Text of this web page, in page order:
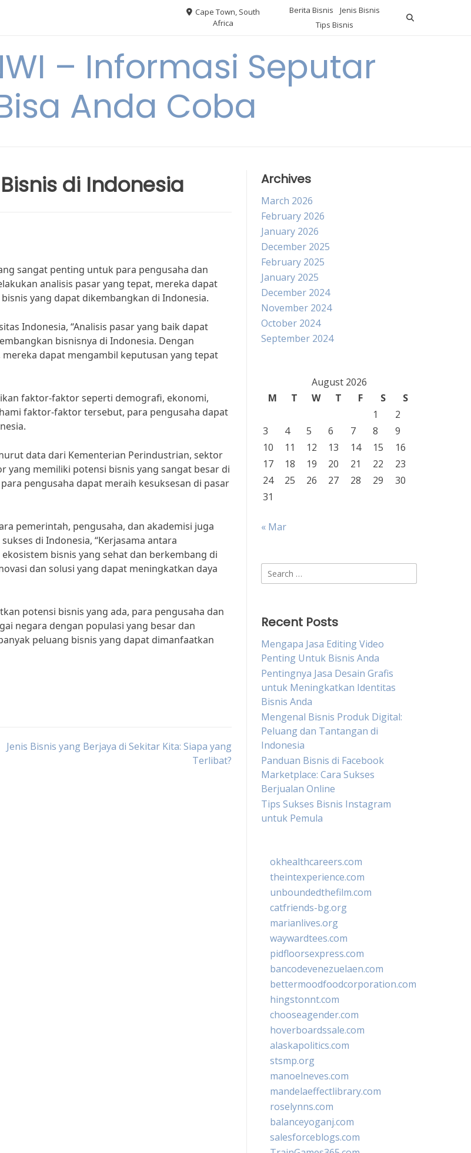
Cape Town, South
Africa
Berita Bisnis
Jenis Bisnis
Tips Bisnis
– Informasi Seputar
Anda Coba
di Indonesia
sangat penting untuk para pengusaha dan
analisis pasar yang tepat, mereka dapat
yang dapat dikembangkan di Indonesia.
Indonesia, “Analisis pasar yang baik dapat
bisnisnya di Indonesia. Dengan
dapat mengambil keputusan yang tepat
faktor-faktor seperti demografi, ekonomi,
faktor-faktor tersebut, para pengusaha dapat
data dari Kementerian Perindustrian, sektor
memiliki potensi bisnis yang sangat besar di
pengusaha dapat meraih kesuksesan di pasar
pemerintah, pengusaha, dan akademisi juga
di Indonesia, “Kerjasama antara
bisnis yang sehat dan berkembang di
dan solusi yang dapat meningkatkan daya
potensi bisnis yang ada, para pengusaha dan
negara dengan populasi yang besar dan
peluang bisnis yang dapat dimanfaatkan
Jenis Bisnis yang Berjaya di Sekitar Kita: Siapa yang
Terlibat?
Archives
March 2026
February 2026
January 2026
December 2025
February 2025
January 2025
December 2024
November 2024
October 2024
September 2024
August 2026
M
T W T F S
S
1
2
3
4 5 6 7 8
9
10
11 12 13 14 15
16
17
18 19 20 21 22
23
24
25 26 27 28 29
30
31
« Mar
Search
for:
Recent Posts
Mengapa Jasa Editing Video
Penting Untuk Bisnis Anda
Pentingnya Jasa Desain Grafis
untuk Meningkatkan Identitas
Bisnis Anda
Mengenal Bisnis Produk Digital:
Peluang dan Tantangan di
Indonesia
Panduan Bisnis di Facebook
Marketplace: Cara Sukses
Berjualan Online
Tips Sukses Bisnis Instagram
untuk Pemula
okhealthcareers.com
theintexperience.com
unboundedthefilm.com
catfriends-bg.org
marianlives.org
waywardtees.com
pidfloorsexpress.com
bancodevenezuelaen.com
bettermoodfoodcorporation.com
hingstonnt.com
chooseagender.com
hoverboardssale.com
alaskapolitics.com
stsmp.org
manoelneves.com
mandelaeffectlibrary.com
roselynns.com
balanceyoganj.com
salesforceblogs.com